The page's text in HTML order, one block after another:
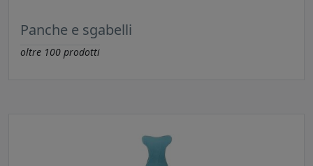
Panche e sgabelli
oltre 100 prodotti